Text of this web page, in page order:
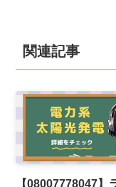
関連記事
【08007778047】